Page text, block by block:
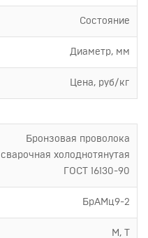
Состояние
Диаметр, мм
Цена, руб/кг
Бронзовая проволока
сварочная холоднотянутая
ГОСТ 16130-90
БрАМц9-2
М, Т